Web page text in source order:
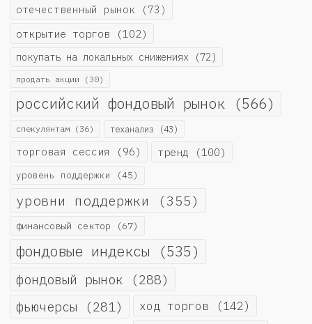
отечественный рынок (73)
открытие торгов (102)
покупать на локальных снижениях (72)
продать акции (30)
российский фондовый рынок (566)
спекулянтам (36) теханализ (43)
торговая сессия (96) тренд (100)
уровень поддержки (45)
уровни поддержки (355)
финансовый сектор (67)
фондовые индексы (535)
фондовый рынок (288)
фьючерсы (281) ход торгов (142)